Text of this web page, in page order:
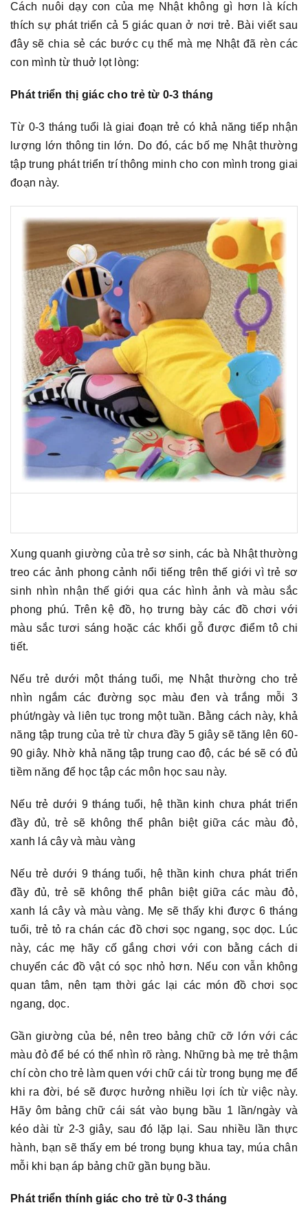
Cách nuôi dạy con của mẹ Nhật không gì hơn là kích
thích sự phát triển cả 5 giác quan ở nơi trẻ. Bài viết sau
đây sẽ chia sẻ các bước cụ thể mà mẹ Nhật đã rèn các
con mình từ thuở lọt lòng:
Phát triển thị giác cho trẻ từ 0-3 tháng
Từ 0-3 tháng tuổi là giai đoạn trẻ có khả năng tiếp nhận
lượng lớn thông tin lớn. Do đó, các bố mẹ Nhật thường
tập trung phát triển trí thông minh cho con mình trong giai
đoạn này.
Xung quanh giường của trẻ sơ sinh, các bà Nhật thường
treo các ảnh phong cảnh nổi tiếng trên thế giới vì trẻ sơ
sinh nhìn nhận thế giới qua các hình ảnh và màu sắc
phong phú. Trên kệ đồ, họ trưng bày các đồ chơi với
màu sắc tươi sáng hoặc các khối gỗ được điểm tô chi
tiết.
Nếu trẻ dưới một tháng tuổi, mẹ Nhật thường cho trẻ
nhìn ngắm các đường sọc màu đen và trắng mỗi 3
phút/ngày và liên tục trong một tuần. Bằng cách này, khả
năng tập trung của trẻ từ chưa đầy 5 giây sẽ tăng lên 60-
90 giây. Nhờ khả năng tập trung cao độ, các bé sẽ có đủ
tiềm năng để học tập các môn học sau này.
Nếu trẻ dưới 9 tháng tuổi, hệ thần kinh chưa phát triển
đầy đủ, trẻ sẽ không thể phân biệt giữa các màu đỏ,
xanh lá cây và màu vàng
Nếu trẻ dưới 9 tháng tuổi, hệ thần kinh chưa phát triển
đầy đủ, trẻ sẽ không thể phân biệt giữa các màu đỏ,
xanh lá cây và màu vàng. Mẹ sẽ thấy khi được 6 tháng
tuổi, trẻ tỏ ra chán các đồ chơi sọc ngang, sọc dọc. Lúc
này, các mẹ hãy cố gắng chơi với con bằng cách di
chuyển các đồ vật có sọc nhỏ hơn. Nếu con vẫn không
quan tâm, nên tạm thời gác lại các món đồ chơi sọc
ngang, dọc.
Gần giường của bé, nên treo bảng chữ cỡ lớn với các
màu đỏ để bé có thể nhìn rõ ràng. Những bà mẹ trẻ thậm
chí còn cho trẻ làm quen với chữ cái từ trong bụng mẹ để
khi ra đời, bé sẽ được hưởng nhiều lợi ích từ việc này.
Hãy ôm bảng chữ cái sát vào bụng bầu 1 lần/ngày và
kéo dài từ 2-3 giây, sau đó lặp lại. Sau nhiều lần thực
hành, bạn sẽ thấy em bé trong bụng khua tay, múa chân
mỗi khi bạn áp bảng chữ gần bụng bầu.
Phát triển thính giác cho trẻ từ 0-3 tháng